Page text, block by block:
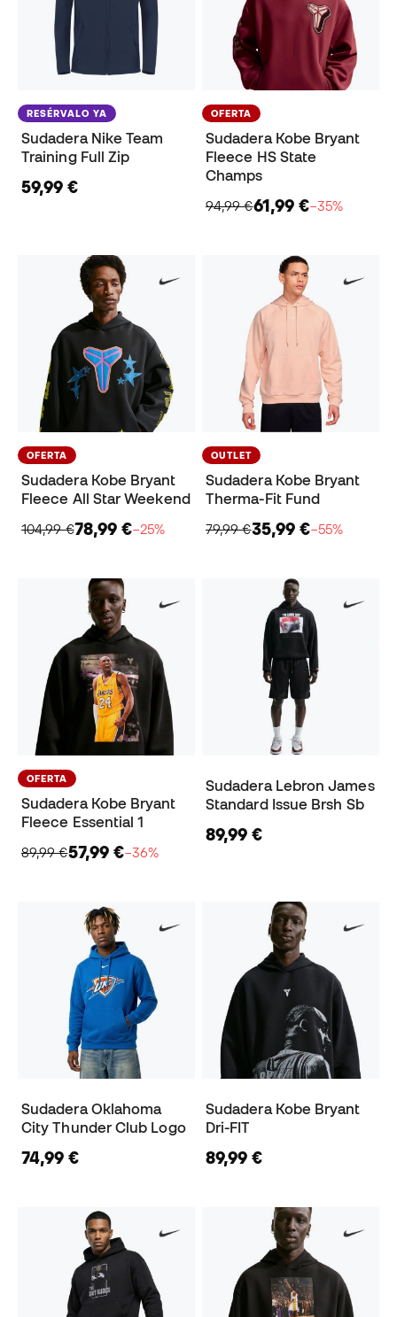
RESÉRVALO YA
Sudadera Nike Team
Training Full Zip
59,99 €
OFERTA
Sudadera Kobe Bryant
Fleece HS State
Champs
94,99 €61,99 €−35%
OFERTA
Sudadera Kobe Bryant
Fleece All Star Weekend
104,99 €78,99 €−25%
OUTLET
Sudadera Kobe Bryant
Therma-Fit Fund
79,99 €35,99 €−55%
OFERTA
Sudadera Kobe Bryant
Fleece Essential 1
89,99 €57,99 €−36%
Sudadera Lebron James
Standard Issue Brsh Sb
89,99 €
Sudadera Oklahoma
City Thunder Club Logo
74,99 €
Sudadera Kobe Bryant
Dri-FIT
89,99 €